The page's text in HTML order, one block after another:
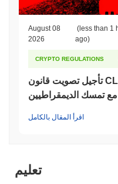
August 08
2026
(less than 1
ago)
CRYPTO REGULATIONS
تأجيل تصويت قانون CLARITY إلى
تمسك الديمقراطيين
اقرأ المقال بالكامل
تعليم